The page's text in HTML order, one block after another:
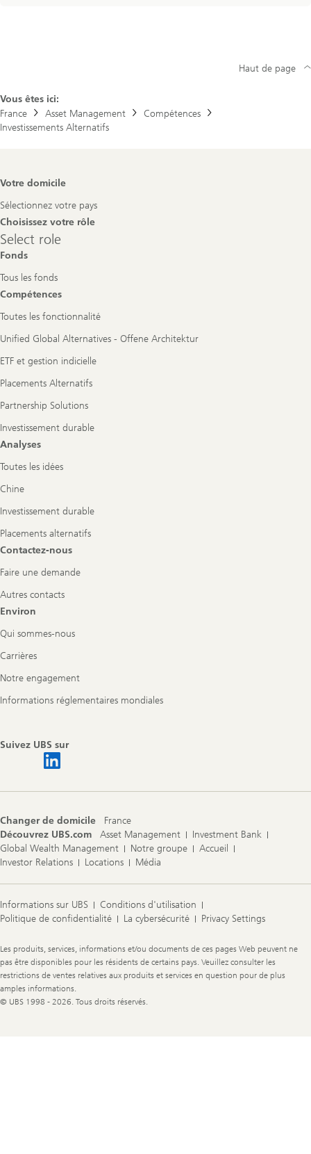
Vous êtes ici:
France
Asset Management
Compétences
Investissements Alternatifs
Haut de page
Footer
Votre domicile
Sélectionnez votre pays
Choisissez votre rôle
Select
role
Select role
Fonds
Tous les fonds
Compétences
Toutes les fonctionnalité
Unified Global Alternatives - Offene Architektur
ETF et gestion indicielle
Placements Alternatifs
Partnership Solutions
Investissement durable
Analyses
Toutes les idées
Chine
Investissement durable
Placements alternatifs
Contactez-nous
Faire une demande
Autres contacts
Environ
Qui sommes-nous
Carrières
Notre engagement
Informations réglementaires mondiales
Suivez UBS sur
Changer de domicile
France
Découvrez UBS.com
Asset Management
Investment Bank
Global Wealth Management
Notre groupe
Accueil
Investor Relations
Locations Média
Informations sur UBS
Conditions d'utilisation
Politique de confidentialité
La cybersécurité Privacy Settings
Legal
Information
Les produits, services, informations et/ou documents de ces pages Web peuvent ne
pas être disponibles pour les résidents de certains pays. Veuillez consulter les
restrictions de ventes relatives aux produits et services en question pour de plus
amples informations.
© UBS 1998 - 2026. Tous droits réservés.